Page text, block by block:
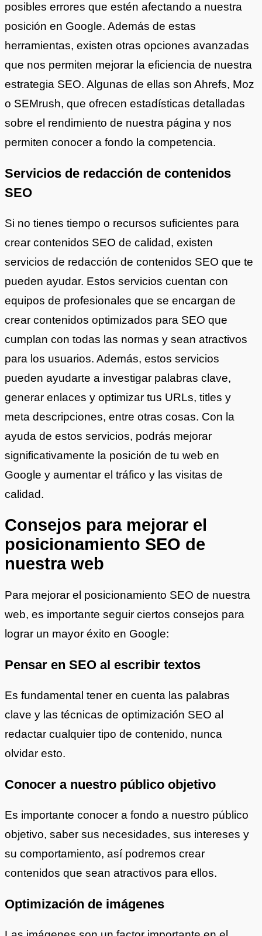
posibles errores que estén afectando a nuestra
posición en Google. Además de estas
herramientas, existen otras opciones avanzadas
que nos permiten mejorar la eficiencia de nuestra
estrategia SEO. Algunas de ellas son Ahrefs, Moz
o SEMrush, que ofrecen estadísticas detalladas
sobre el rendimiento de nuestra página y nos
permiten conocer a fondo la competencia.
Servicios de redacción de contenidos
SEO
Si no tienes tiempo o recursos suficientes para
crear contenidos SEO de calidad, existen
servicios de redacción de contenidos SEO que te
pueden ayudar. Estos servicios cuentan con
equipos de profesionales que se encargan de
crear contenidos optimizados para SEO que
cumplan con todas las normas y sean atractivos
para los usuarios. Además, estos servicios
pueden ayudarte a investigar palabras clave,
generar enlaces y optimizar tus URLs, titles y
meta descripciones, entre otras cosas. Con la
ayuda de estos servicios, podrás mejorar
significativamente la posición de tu web en
Google y aumentar el tráfico y las visitas de
calidad.
Consejos para mejorar el
posicionamiento SEO de
nuestra web
Para mejorar el posicionamiento SEO de nuestra
web, es importante seguir ciertos consejos para
lograr un mayor éxito en Google:
Pensar en SEO al escribir textos
Es fundamental tener en cuenta las palabras
clave y las técnicas de optimización SEO al
redactar cualquier tipo de contenido, nunca
olvidar esto.
Conocer a nuestro público objetivo
Es importante conocer a fondo a nuestro público
objetivo, saber sus necesidades, sus intereses y
su comportamiento, así podremos crear
contenidos que sean atractivos para ellos.
Optimización de imágenes